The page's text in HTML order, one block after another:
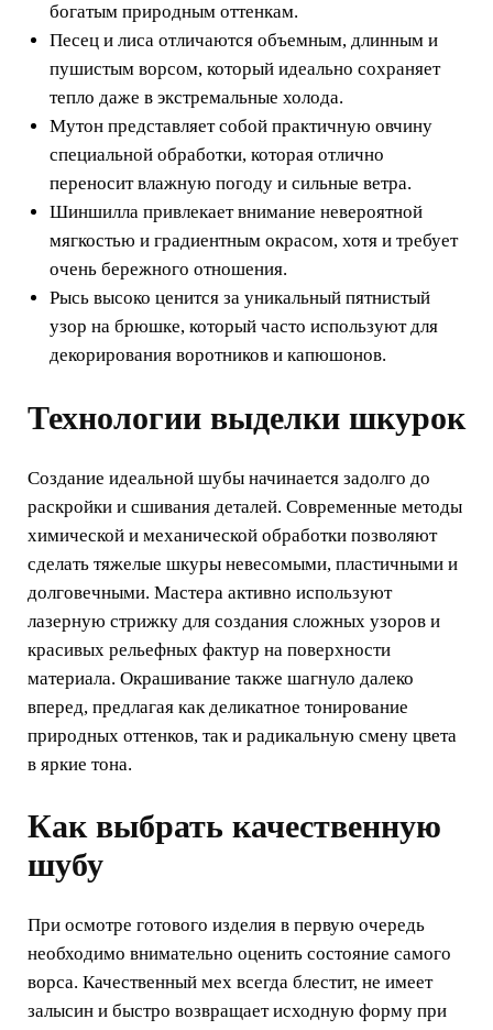
богатым природным оттенкам.
Песец и лиса отличаются объемным, длинным и
пушистым ворсом, который идеально сохраняет
тепло даже в экстремальные холода.
Мутон представляет собой практичную овчину
специальной обработки, которая отлично
переносит влажную погоду и сильные ветра.
Шиншилла привлекает внимание невероятной
мягкостью и градиентным окрасом, хотя и требует
очень бережного отношения.
Рысь высоко ценится за уникальный пятнистый
узор на брюшке, который часто используют для
декорирования воротников и капюшонов.
Технологии выделки шкурок
Создание идеальной шубы начинается задолго до
раскройки и сшивания деталей. Современные методы
химической и механической обработки позволяют
сделать тяжелые шкуры невесомыми, пластичными и
долговечными. Мастера активно используют
лазерную стрижку для создания сложных узоров и
красивых рельефных фактур на поверхности
материала. Окрашивание также шагнуло далеко
вперед, предлагая как деликатное тонирование
природных оттенков, так и радикальную смену цвета
в яркие тона.
Как выбрать качественную
шубу
При осмотре готового изделия в первую очередь
необходимо внимательно оценить состояние самого
ворса. Качественный мех всегда блестит, не имеет
залысин и быстро возвращает исходную форму при